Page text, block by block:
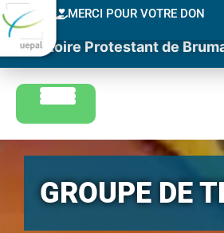
MERCI POUR VOTRE DON
Consistoire Protestant de
GROUPE DE